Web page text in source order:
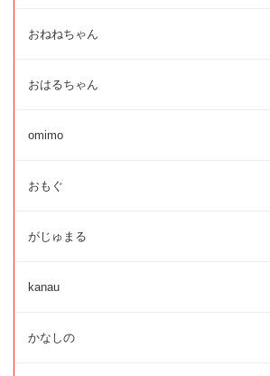
おねねちゃん
おはるちゃん
omimo
おもぐ
がじゅまる
kanau
かなしの